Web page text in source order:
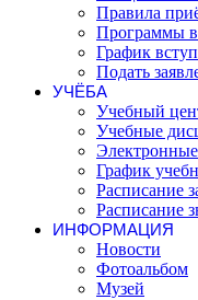
Правила
Программы
График
Подать
УЧЁБА
Учебный
Учебные
График
Расписание
Расписание
ИНФОРМАЦИЯ
Новости
Фотоальбом
Музей